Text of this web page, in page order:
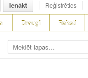
Ienākt Reģistrēties
Draugi Raksti